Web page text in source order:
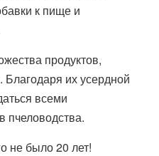
к пище и
продуктов,
их усердной
всеми
пчеловодства.
не было 20 лет!